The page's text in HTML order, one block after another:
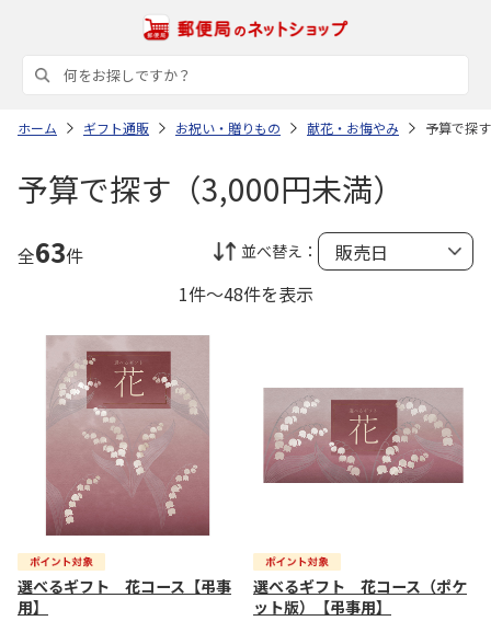
ホーム ギフト通販 お祝い・贈りもの 献花・お悔やみ 予算で探
予算で探す（3,000円未満）
全63件 並べ替え：
1件～48件を表示
選べるギフト 花コース【弔事
用】
選べるギフト 花コース（ポケ
ット版）【弔事用】